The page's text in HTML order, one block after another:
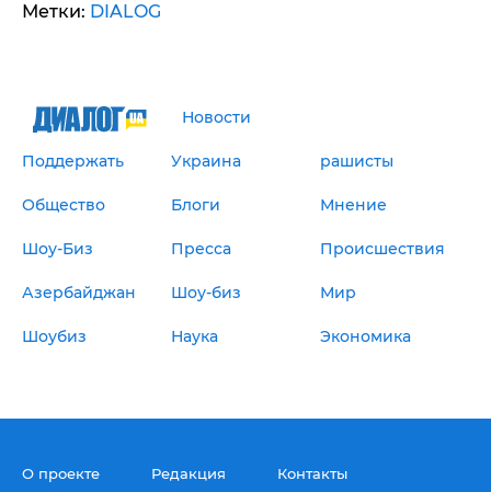
Метки: DIALOG
Новости
Поддержать Украина рашисты
Общество Блоги Мнение
Шоу-Биз Пресса Происшествия
Азербайджан Шоу-биз Мир
Шоубиз Наука Экономика
О проекте Редакция Контакты